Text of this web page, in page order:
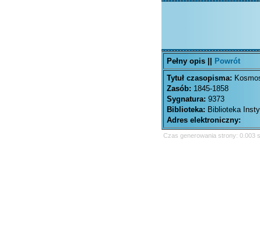
Pełny opis ||
Powrót
Tytuł czasopisma:
Zasób: 1845-1858
Sygnatura: 9373
Biblioteka: Biblioteka
Adres elektroniczny:
Czas generowania strony: 0.003